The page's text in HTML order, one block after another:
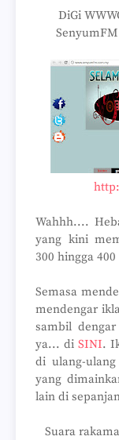
DiGi
Wahhh....
yang kini
300 hingga
Semasa
mendengar
sambil
ya... di SINI.
di ulang-
yang
lain di
Suara